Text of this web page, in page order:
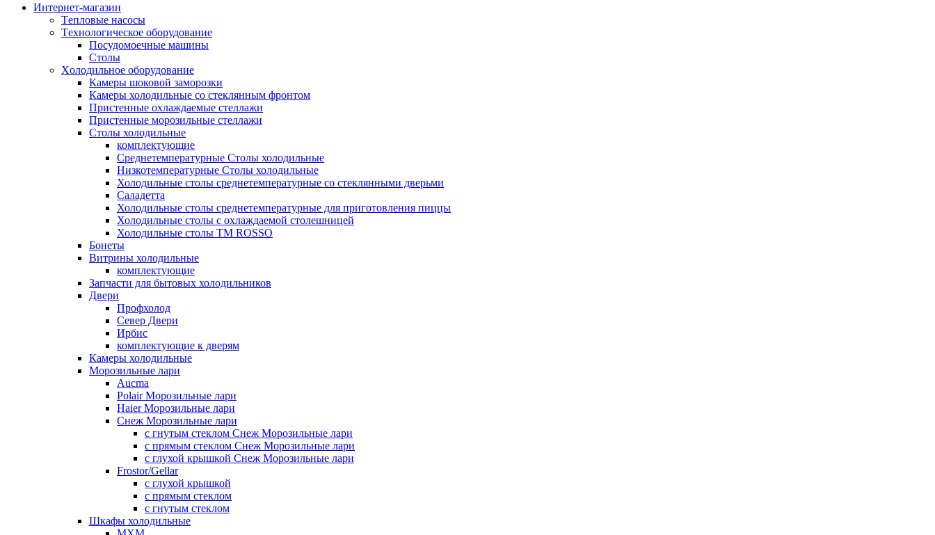
Интернет-магазин
Tепловые насосы
Tехнологическое оборудование
Посудомоечные машины
Столы
Xолодильное оборудование
Камеры шоковой заморозки
Камеры холодильные со стеклянным фронтом
Пристенные охлаждаемые стеллажи
Пристенные морозильные стеллажи
Столы холодильные
комплектующие
Среднетемпературные Столы холодильные
Низкотемпературные Столы холодильные
Холодильные столы среднетемпературные со стеклянными дверьми
Саладетта
Холодильные столы среднетемпературные для приготовления пиццы
Холодильные столы с охлаждаемой столешницей
Холодильные столы ТМ ROSSO
Бонеты
Витрины холодильные
комплектующие
Запчасти для бытовых холодильников
Двери
Профхолод
Север Двери
Ирбис
комплектующие к дверям
Камеры холодильные
Морозильные лари
Aucma
Polair Морозильные лари
Haier Морозильные лари
Снеж Морозильные лари
с гнутым стеклом Снеж Морозильные лари
с прямым стеклом Снеж Морозильные лари
с глухой крышкой Снеж Морозильные лари
Frostor/Gellar
с глухой крышкой
с прямым стеклом
с гнутым стеклом
Шкафы холодильные